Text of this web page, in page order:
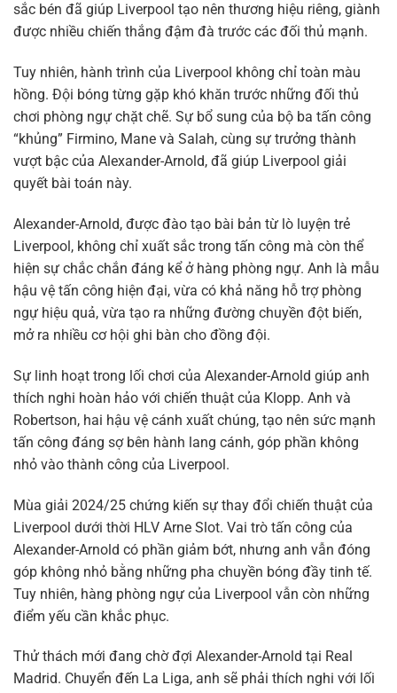
sắc bén đã giúp Liverpool tạo nên thương hiệu riêng, giành
được nhiều chiến thắng đậm đà trước các đối thủ mạnh.
Tuy nhiên, hành trình của Liverpool không chỉ toàn màu
hồng. Đội bóng từng gặp khó khăn trước những đối thủ
chơi phòng ngự chặt chẽ. Sự bổ sung của bộ ba tấn công
“khủng” Firmino, Mane và Salah, cùng sự trưởng thành
vượt bậc của Alexander-Arnold, đã giúp Liverpool giải
quyết bài toán này.
Alexander-Arnold, được đào tạo bài bản từ lò luyện trẻ
Liverpool, không chỉ xuất sắc trong tấn công mà còn thể
hiện sự chắc chắn đáng kể ở hàng phòng ngự. Anh là mẫu
hậu vệ tấn công hiện đại, vừa có khả năng hỗ trợ phòng
ngự hiệu quả, vừa tạo ra những đường chuyền đột biến,
mở ra nhiều cơ hội ghi bàn cho đồng đội.
Sự linh hoạt trong lối chơi của Alexander-Arnold giúp anh
thích nghi hoàn hảo với chiến thuật của Klopp. Anh và
Robertson, hai hậu vệ cánh xuất chúng, tạo nên sức mạnh
tấn công đáng sợ bên hành lang cánh, góp phần không
nhỏ vào thành công của Liverpool.
Mùa giải 2024/25 chứng kiến sự thay đổi chiến thuật của
Liverpool dưới thời HLV Arne Slot. Vai trò tấn công của
Alexander-Arnold có phần giảm bớt, nhưng anh vẫn đóng
góp không nhỏ bằng những pha chuyền bóng đầy tinh tế.
Tuy nhiên, hàng phòng ngự của Liverpool vẫn còn những
điểm yếu cần khắc phục.
Thử thách mới đang chờ đợi Alexander-Arnold tại Real
Madrid. Chuyển đến La Liga, anh sẽ phải thích nghi với lối